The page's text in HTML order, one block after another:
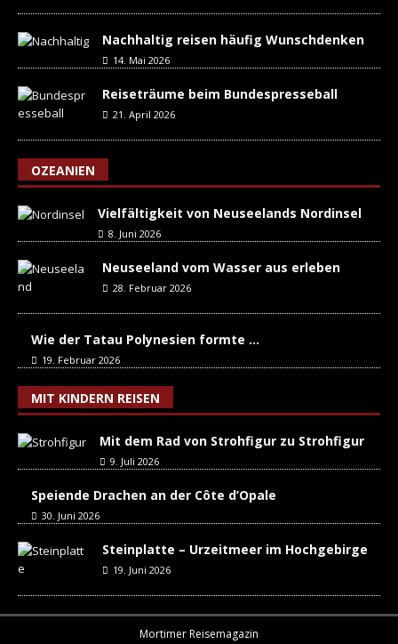
Nachhaltig reisen häufig Wunschdenken
14. Mai 2026
Reiseträume beim Bundespresseball
21. April 2026
OZEANIEN
Vielfältigkeit von Neuseelands Nordinsel
8. Juni 2026
Neuseeland vom Wasser aus erleben
28. Februar 2026
Wie der Tatau Polynesien formte …
19. Februar 2026
MIT KINDERN REISEN
Mit dem Rad von Strohfigur zu Strohfigur
9. Juli 2026
Speiende Drachen an der Côte d’Opale
30. Juni 2026
Steinplatte – Urzeitmeer im Hochgebirge
19. Juni 2026
Mortimer Reisemagazin